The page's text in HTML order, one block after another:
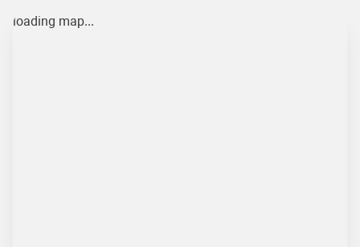
loading map...